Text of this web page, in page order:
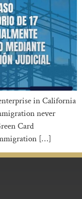
in California
never
Card
[…]